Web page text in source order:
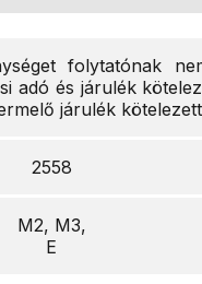
folytatónak
adó és járulék
járulék
2558
M2, M3,
E